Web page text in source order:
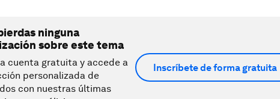
ninguna
sobre este tema
cuenta gratuita y accede a
personalizada de
con nuestras últimas
Inscríbete de forma gratuita